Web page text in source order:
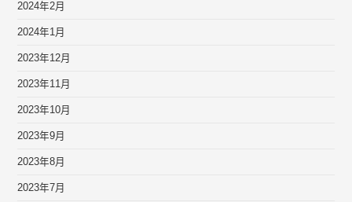
2024年2月
2024年1月
2023年12月
2023年11月
2023年10月
2023年9月
2023年8月
2023年7月